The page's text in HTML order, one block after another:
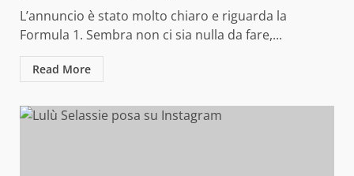
L’annuncio è stato molto chiaro e riguarda la
Formula 1. Sembra non ci sia nulla da fare,...
Read More